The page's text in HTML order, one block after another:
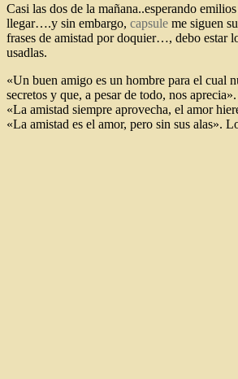
Casi las dos de la mañana..esperando
llegar….y sin embargo, capsule me siguen
frases de amistad por doquier…, debo estar
usadlas.
«Un buen amigo es un hombre para el cual
secretos y que, a pesar de todo, nos
«La amistad siempre aprovecha, el amor
«La amistad es el amor, pero sin sus alas».